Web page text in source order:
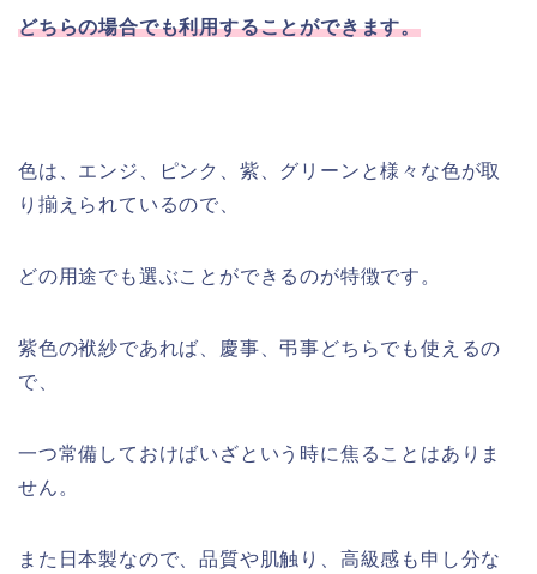
どちらの場合でも利用することができます。
色は、エンジ、ピンク、紫、グリーンと様々な色が取
り揃えられているので、
どの用途でも選ぶことができるのが特徴です。
紫色の袱紗であれば、慶事、弔事どちらでも使えるの
で、
一つ常備しておけばいざという時に焦ることはありま
せん。
また日本製なので、品質や肌触り、高級感も申し分な